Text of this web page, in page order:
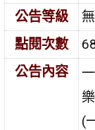
公告等級
無
點閱次數
公告內容
(